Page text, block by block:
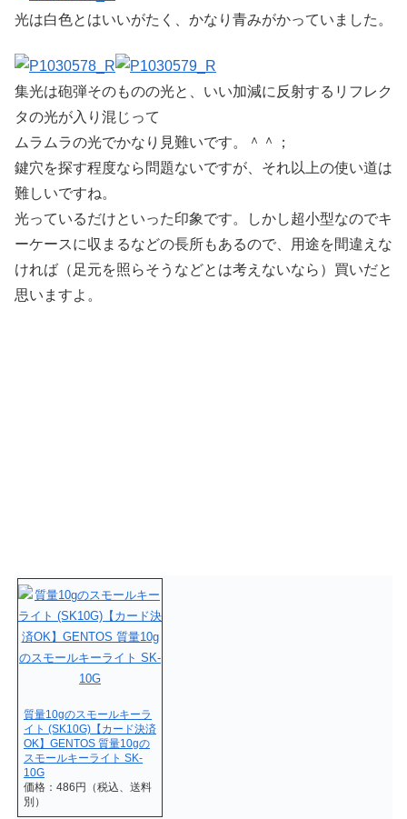
光は白色とはいいがたく、かなり青みがかっていました。
集光は砲弾そのものの光と、いい加減に反射するリフレク
タの光が入り混じって
ムラムラの光でかなり見難いです。＾＾；
鍵穴を探す程度なら問題ないですが、それ以上の使い道は
難しいですね。
光っているだけといった印象です。しかし超小型なのでキ
ーケースに収まるなどの長所もあるので、用途を間違えな
ければ（足元を照らそうなどとは考えないなら）買いだと
思いますよ。
質量10gのスモールキーラ
イト (SK10G)【カード決済
OK】GENTOS 質量10gの
スモールキーライト SK-
10G
価格：486円（税込、送料
別）